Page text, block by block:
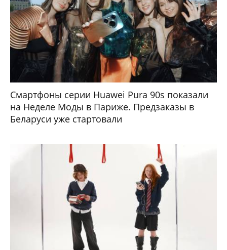
Смартфоны серии Huawei Pura 90s показали
на Неделе Моды в Париже. Предзаказы в
Беларуси уже стартовали